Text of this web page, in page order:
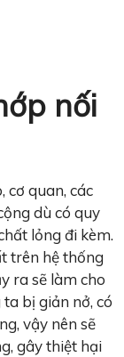
nối
cơ quan, các
dù có quy
lỏng đi kèm.
trên hệ thống
ra sẽ làm cho
bị giản nở, có
vậy nên sẽ
gây thiệt hại